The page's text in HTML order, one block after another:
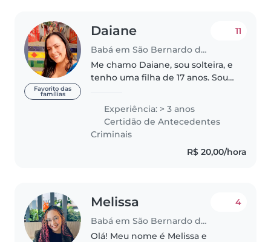
Favorito das
famílias
Daiane
Babá em São Bernardo do Campo
11
Me chamo Daiane, sou solteira, e
tenho uma filha de 17 anos. Sou
Universidade Nove de Julho.
(2023). Trabalhei como auxiliar
em educação infantil pela
prefeitura..
Experiência: > 3 anos
Certidão de Antecedentes
Criminais
R$ 20,00/hora
Melissa
Babá em São Bernardo do Campo
4
Olá! Meu nome é Melissa e